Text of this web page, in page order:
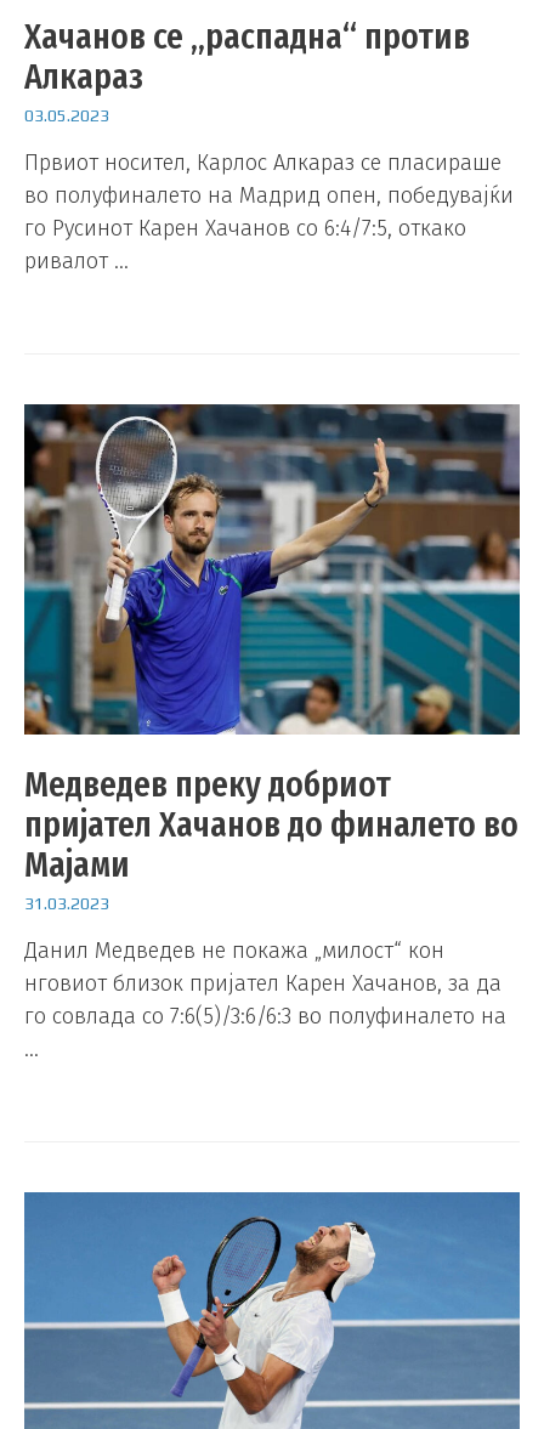
Хачанов се „распадна“ против
Алкараз
03.05.2023
Првиот носител, Карлос Алкараз се пласираше
во полуфиналето на Мадрид опен, победувајќи
го Русинот Карен Хачанов со 6:4/7:5, откако
ривалот …
Медведев преку добриот
пријател Хачанов до финалето во
Мајами
31.03.2023
Данил Медведев не покажа „милост“ кон
нговиот близок пријател Карен Хачанов, за да
го совлада со 7:6(5)/3:6/6:3 во полуфиналето на
…